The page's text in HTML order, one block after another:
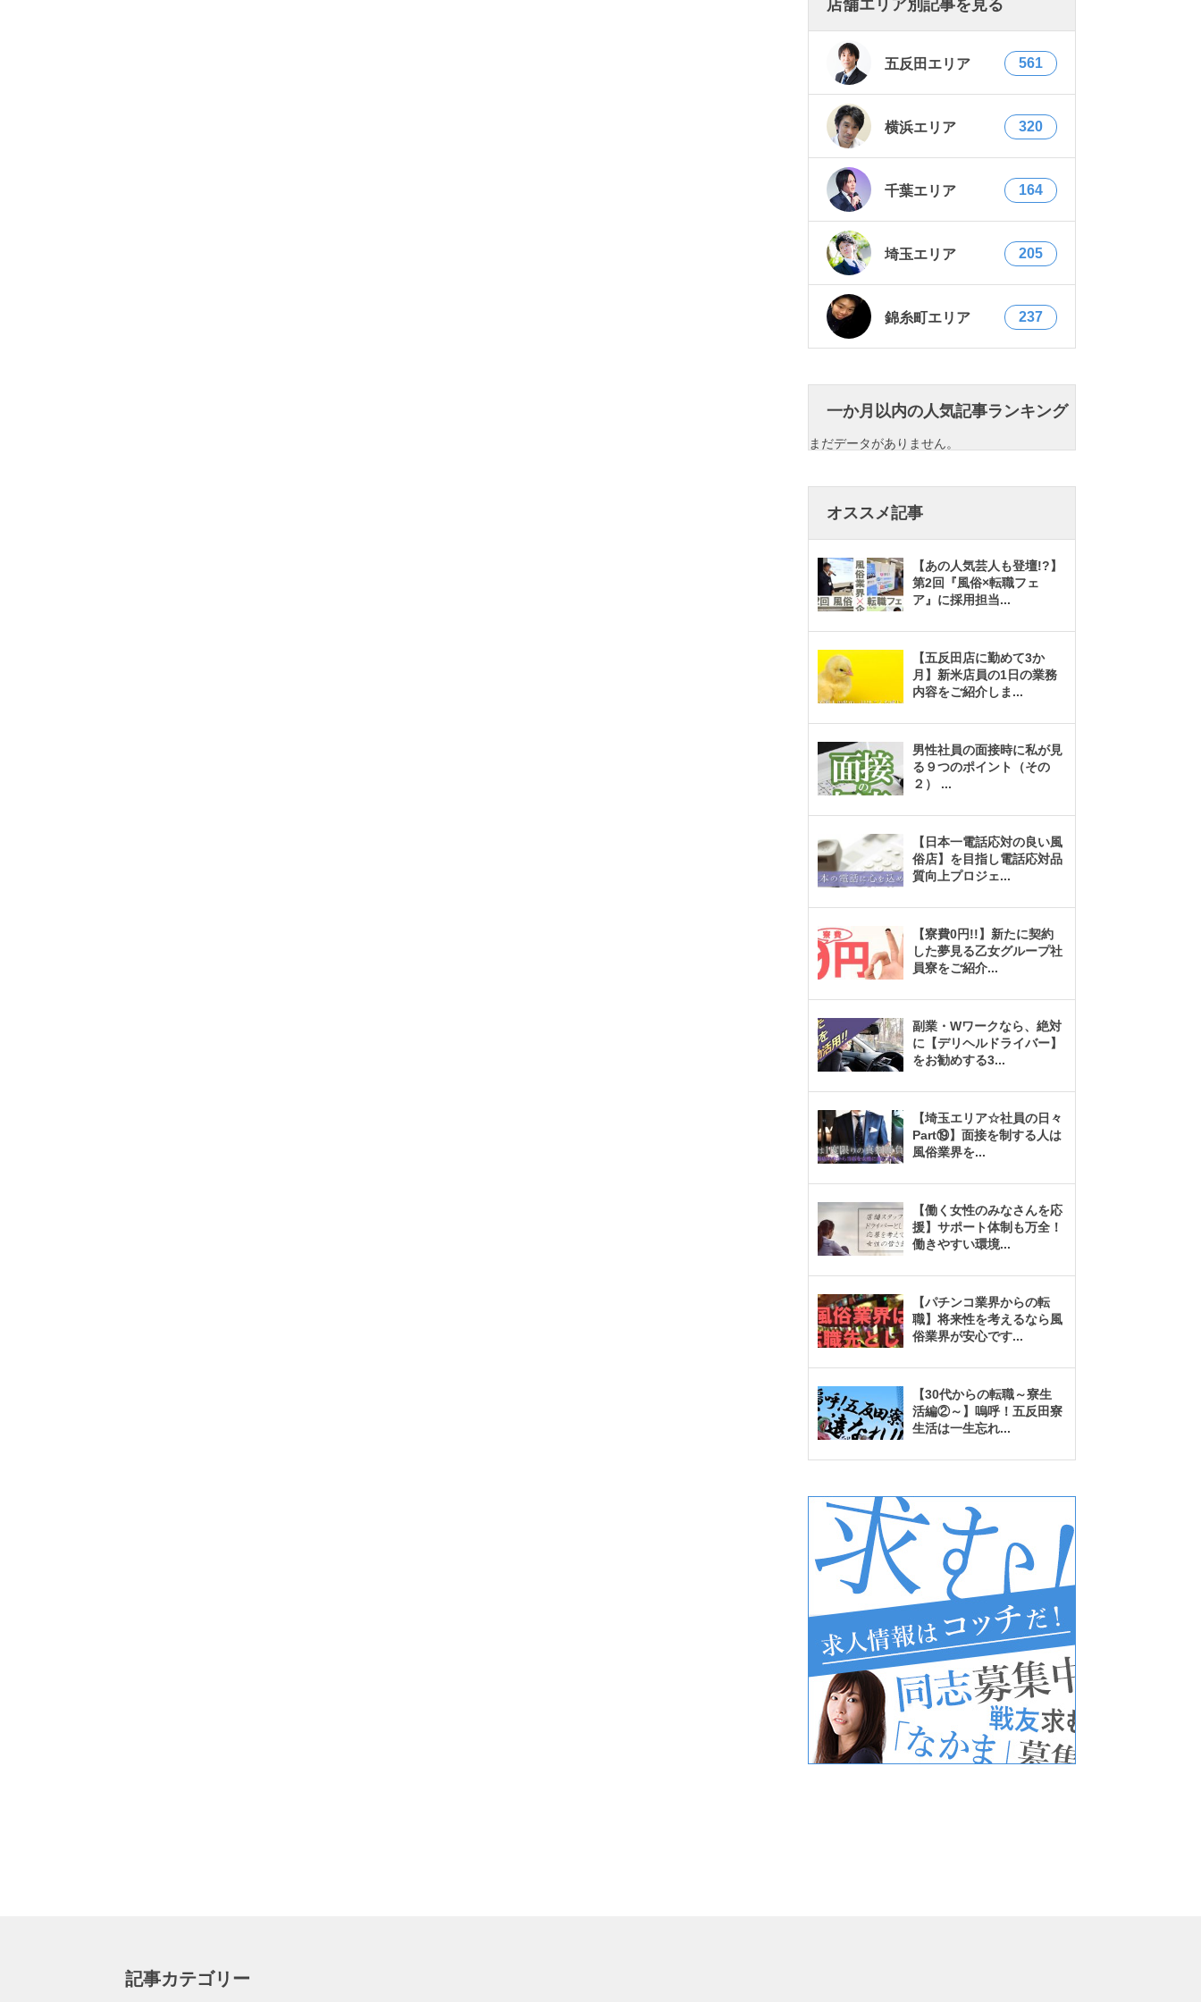
店舗エリア別記事を見る
五反田エリア 561
横浜エリア 320
千葉エリア 164
埼玉エリア 205
錦糸町エリア 237
一か月以内の人気記事ランキング
まだデータがありません。
オススメ記事
【あの人気芸人も登壇!?】
第2回『風俗×転職フェ
ア』に採用担当...
【五反田店に勤めて3か
月】新米店員の1日の業務
内容をご紹介しま ...
男性社員の面接時に私が見
る９つのポイント（その
２） ...
【日本一電話応対の良い風
俗店】を目指し電話応対品
質向上プロジェ...
【寮費0円!!】新たに契約
した夢見る乙女グループ社
員寮をご紹介...
副業・Wワークなら、絶対
に【デリヘルドライバー】
をお勧めする3...
【埼玉エリア☆社員の日々
Part⑲】面接を制する人は
風俗業界を...
【働く女性のみなさんを応
援】サポート体制も万全！
働きやすい環境...
【パチンコ業界からの転
職】将来性を考えるなら風
俗業界が安心です...
【30代からの転職～寮生
活編②～】嗚呼！五反田寮
生活は一生忘れ...
記事カテゴリー